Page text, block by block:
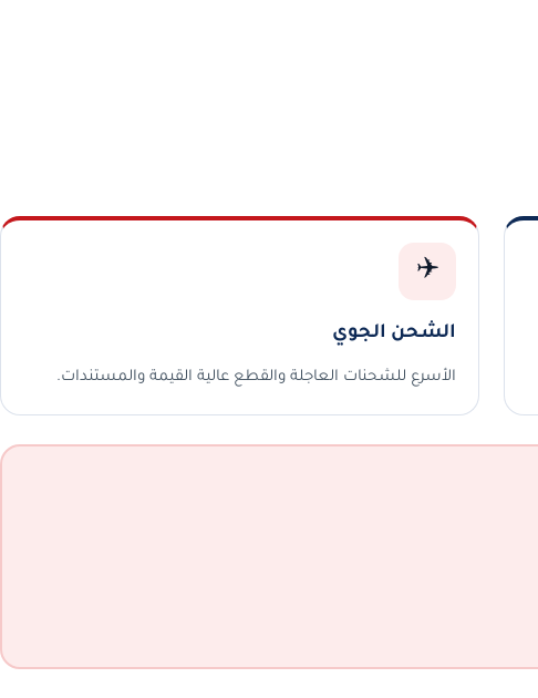
✈️
الشحن الجوي
الأسرع للشحنات العاجلة والقطع عالية القيمة والمستندات.